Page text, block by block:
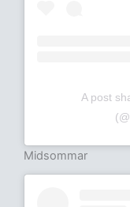
A post
Midsommar